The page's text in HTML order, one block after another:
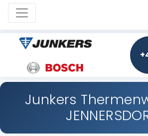
Toggle navigation
Junkers